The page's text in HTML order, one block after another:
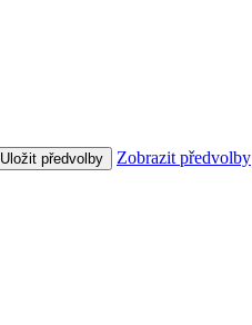
Uložit předvolby Zobrazit předvolby